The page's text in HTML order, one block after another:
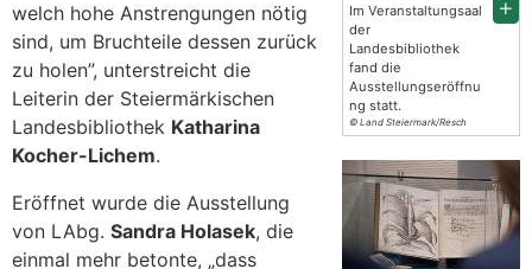
Im Veranstaltungsaal
der
Landesbibliothek
fand die
Ausstellungseröffnu
ng statt.
© Land Steiermark/Resch
welch hohe Anstrengungen nötig
sind, um Bruchteile dessen zurück
zu holen”, unterstreicht die
Leiterin der Steiermärkischen
Landesbibliothek Katharina
Kocher-Lichem.
Eröffnet wurde die Ausstellung
von LAbg. Sandra Holasek, die
einmal mehr betonte, „dass